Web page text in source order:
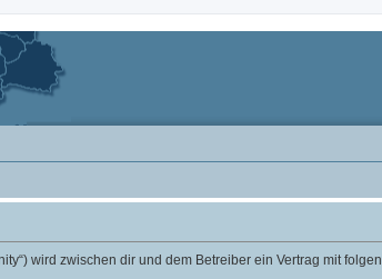
wird zwischen dir und dem Betreiber ein Vertrag mit